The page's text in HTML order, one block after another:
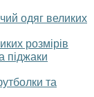
одяг великих
розмірів
піджаки
та